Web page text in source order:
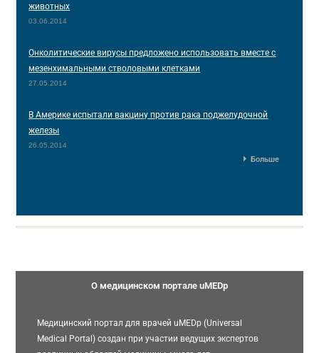
животных
03.06.2014
Онколитические вирусы предложено использовать вместе с
мезенхимальными стволовыми клетками
27.05.2014
В Америке испытали вакцину против рака поджелудочной
железы
26.05.2014
Больше
О медицинском портале uMEDp
Медицинский портал для врачей uMEDp (Universal
Medical Portal) создан при участии ведущих экспертов